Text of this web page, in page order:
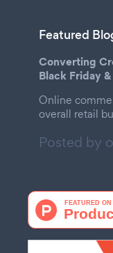
Featured
Converting
Black Friday
Online
overall retail
Posted by